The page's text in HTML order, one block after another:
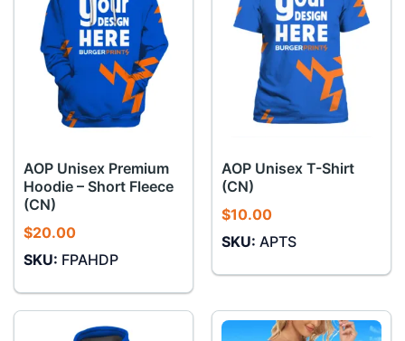
AOP Unisex Premium
Hoodie – Short Fleece
(CN)
$20.00
SKU: FPAHDP
AOP Unisex T-Shirt
(CN)
$10.00
SKU: APTS